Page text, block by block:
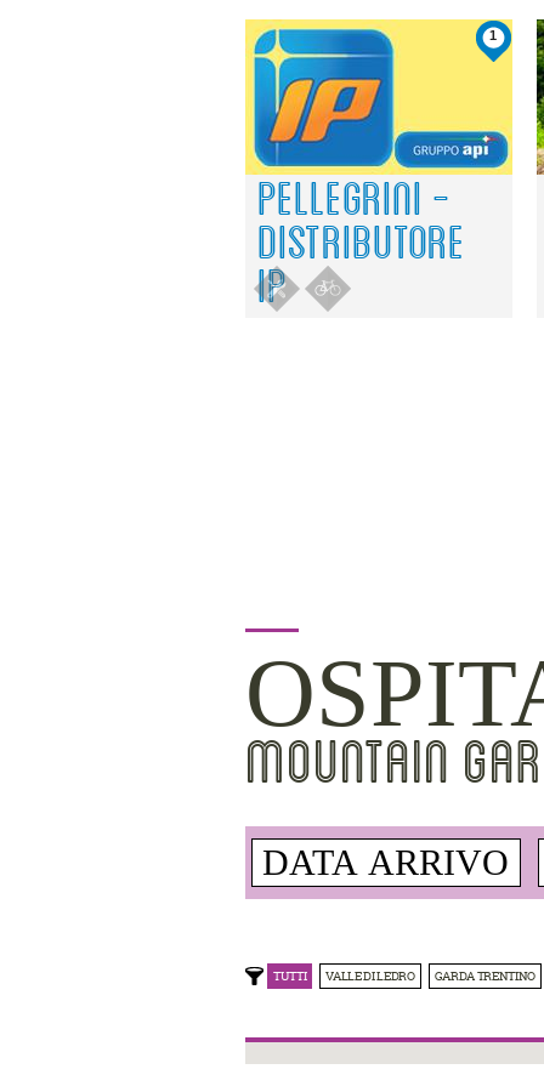
1
PELLEGRINI -
DISTRIBUTORE
IP
MOUNTAIN
TUTTI VALLE DI LEDRO GARDA TRENTINO